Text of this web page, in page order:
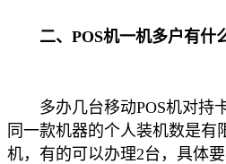
二、POS机一机多户有什么
多办几台移动POS机对持卡
同一款机器的个人装机数是有
机，有的可以办理2台，具体